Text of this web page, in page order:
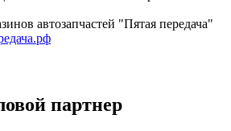
автозапчастей "Пятая передача"
партнер